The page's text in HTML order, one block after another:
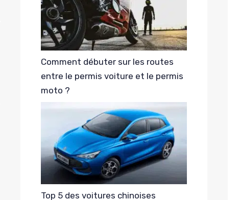
Comment débuter sur les routes
entre le permis voiture et le permis
moto ?
Top 5 des voitures chinoises